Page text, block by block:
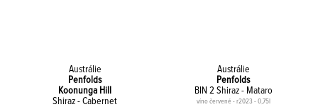
Austrálie
Penfolds
Koonunga Hill
Shiraz - Cabernet
Austrálie
Penfolds
BIN 2 Shiraz - Mataro
víno červené - r2023 - 0,75l